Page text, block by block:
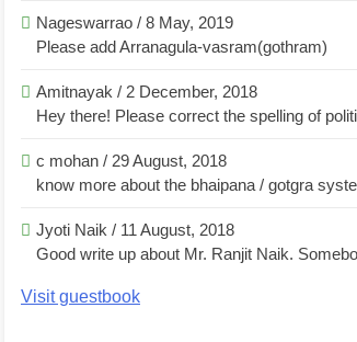
Nageswarrao / 8 May, 2019
Please add Arranagula-vasram(gothram)
Amitnayak / 2 December, 2018
Hey there! Please correct the spelling of
c mohan / 29 August, 2018
know more about the bhaipana / gotgra
Jyoti Naik / 11 August, 2018
Good write up about Mr. Ranjit Naik.
Visit guestbook